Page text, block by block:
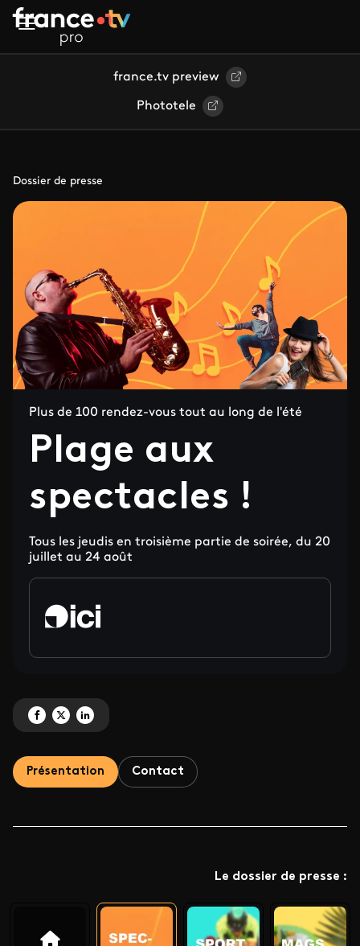
Aller au contenu principal
france.tv preview
Phototele
Dossier de presse
Plus de 100 rendez-vous tout au long de l'été
Plage aux
spectacles !
Tous les jeudis en troisième partie de soirée, du 20
juillet au 24 août
Partagez 'Plage aux spectacles !' sur Facebook
Partagez 'Plage aux spectacles !' sur X
Partagez 'Plage aux spectacles !' sur LinkedIn
Présentation Contact
Le dossier de presse :